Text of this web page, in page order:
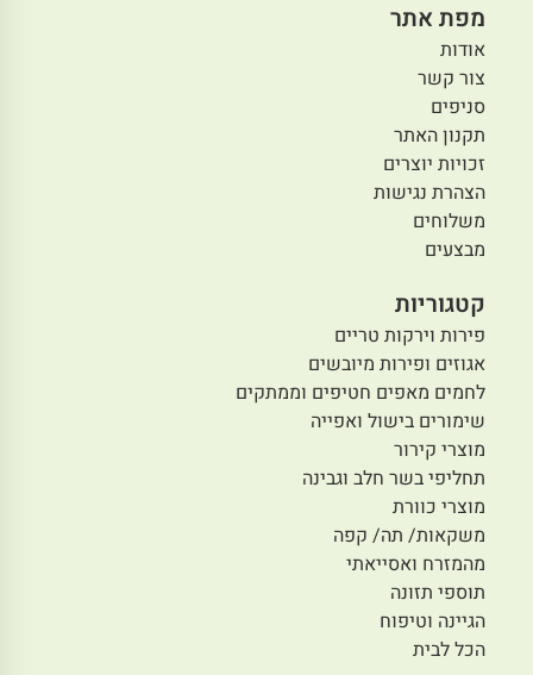
מפת אתר
אודות
צור קשר
סניפים
תקנון האתר
זכויות יוצרים
הצהרת נגישות
משלוחים
מבצעים
קטגוריות
פירות וירקות טריים
אגוזים ופירות מיובשים
לחמים מאפים חטיפים וממתקים
שימורים בישול ואפייה
מוצרי קירור
תחליפי בשר חלב וגבינה
מוצרי כוורת
משקאות/ תה/ קפה
מהמזרח ואסייאתי
תוספי תזונה
הגיינה וטיפוח
הכל לבית